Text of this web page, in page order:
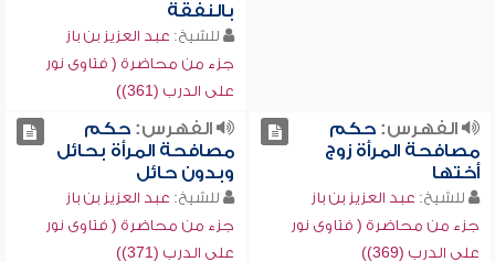
بالنفقة
للشيخ: عبد العزيز بن باز
جزء من محاضرة ( فتاوى نور
على الدرب (361))
الفهرس:حكم
مصافحة المرأة زوج
أختها
للشيخ: عبد العزيز بن باز
جزء من محاضرة ( فتاوى نور
على الدرب (369))
الفهرس:حكم
مصافحة المرأة بحائل
وبدون حائل
للشيخ: عبد العزيز بن باز
جزء من محاضرة ( فتاوى نور
على الدرب (371))